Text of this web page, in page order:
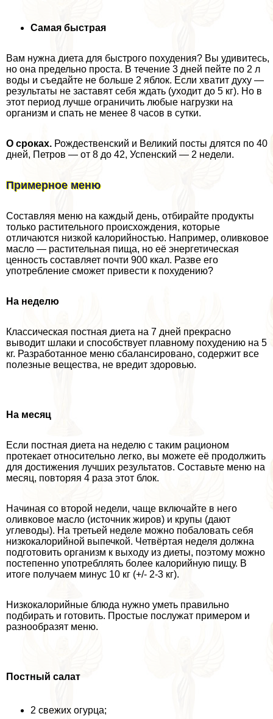
Самая быстрая
Вам нужна диета для быстрого похудения? Вы удивитесь,
но она предельно проста. В течение 3 дней пейте по 2 л
воды и съедайте не больше 2 яблок. Если хватит духу —
результаты не заставят себя ждать (уходит до 5 кг). Но в
этот период лучше ограничить любые нагрузки на
организм и спать не менее 8 часов в сутки.
О сроках. Рождественский и Великий посты длятся по 40
дней, Петров — от 8 до 42, Успенский — 2 недели.
Примерное меню
Составляя меню на каждый день, отбирайте продукты
только растительного происхождения, которые
отличаются низкой калорийностью. Например, оливковое
масло — растительная пища, но её энергетическая
ценность составляет почти 900 ккал. Разве его
употрeбление сможет привести к похудению?
На неделю
Классическая постная диета на 7 дней прекрасно
выводит шлаки и способствует плавному похудению на 5
кг. Разработанное меню сбалансировано, содержит все
полезные вещества, не вредит здоровью.
На месяц
Если постная диета на неделю с таким рационом
протекает относительно легко, вы можете её продолжить
для достижения лучших результатов. Составьте меню на
месяц, повторяя 4 раза этот блок.
Начиная со второй недели, чаще включайте в него
оливковое масло (источник жиров) и крупы (дают
углеводы). На третьей неделе можно побаловать себя
низкокалорийной выпечкой. Четвёртая неделя должна
подготовить организм к выходу из диеты, поэтому можно
постепенно употрeбллять более калорийную пищу. В
итоге получаем минус 10 кг (+/- 2-3 кг).
Низкокалорийные блюда нужно уметь правильно
подбирать и готовить. Простые послужат примером и
разнообразят меню.
Постный салат
2 свежих огурца;